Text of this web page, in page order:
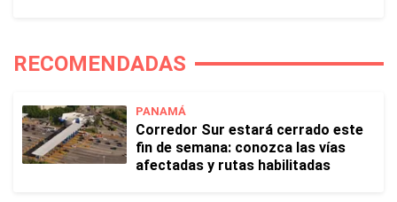
RECOMENDADAS
PANAMÁ
Corredor Sur estará cerrado este
fin de semana: conozca las vías
afectadas y rutas habilitadas